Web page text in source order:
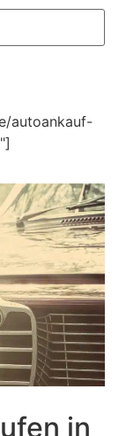
autoankauf-
in